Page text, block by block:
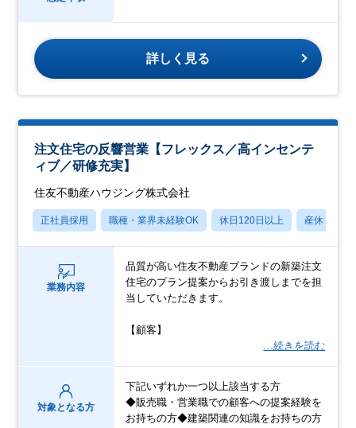
詳しく見る
注文住宅の反響営業【フレックス／高インセンテ
ィブ／研修充実】
住友不動産ハウジング株式会社
正社員採用 職種・業界未経験OK 休日120日以上 産休・育休
業務内容
品質が高い住友不動産ブランドの新築注文
住宅のプラン提案からお引き渡しまでを担
当していただきます。
【顧客】
…続きを読む
対象となる方
下記いずれか一つ以上該当する方
◆販売職・営業職での顧客への提案経験を
お持ちの方◆建築関連の知識をお持ちの方